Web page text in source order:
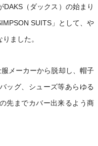
（ダックス）の始まり
SUITS」として、や
ました。
メーカーから脱却し、帽子
ッグ、シューズ等あらゆる
先までカバー出来るよう商